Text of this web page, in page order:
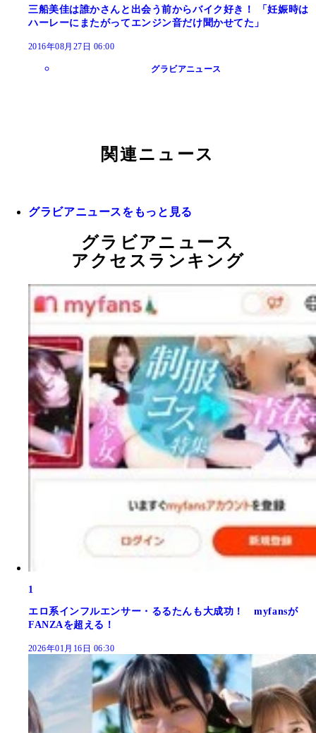
三船美佳は誰かさんと出会う前からバイク好き！ 「妊娠時は
ハーレーにまたがってエンジン音だけ聞かせてた」
2016年08月27日 06:00
グラビアニュース
関連ニュース
グラビアニュースをもっと見る
グラビアニュース
アクセスランキング
1
エロ系インフルエンサー・るるたんも大成功！ myfansが
FANZAを超える！
2026年01月16日 06:30